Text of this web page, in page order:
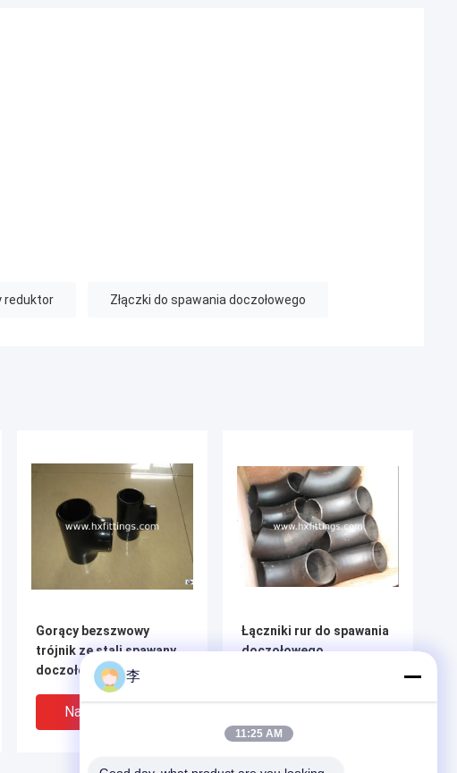
reduktor Złączki do spawania doczołowego
Gorący bezszwowy
trójnik ze stali spawany
doczołowo
Najlepsza Cena
Łączniki rur do spawania
doczołowego
李
11:25 AM